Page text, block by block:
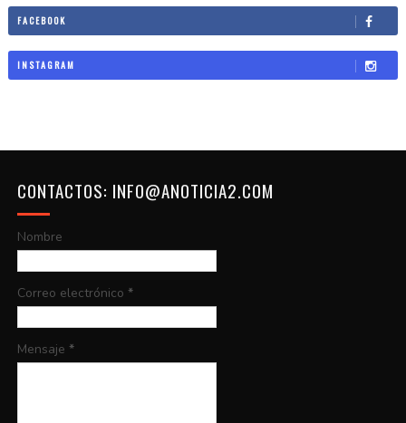
FACEBOOK
INSTAGRAM
CONTACTOS: INFO@ANOTICIA2.COM
Nombre
Correo electrónico *
Mensaje *